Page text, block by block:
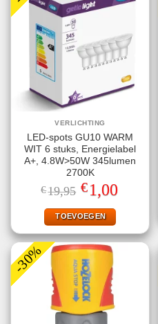
VERLICHTING
LED-spots GU10 WARM
WIT 6 stuks, Energielabel
A+, 4.8W>50W 345lumen
2700K
€19,95 Oorspronkelijke
prijs
was:
€19,95.
€1,00Huidige
prijs
TOEVOEGEN
-30%